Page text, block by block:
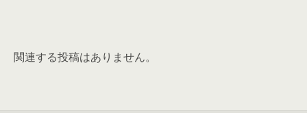
関連する投稿はありません。